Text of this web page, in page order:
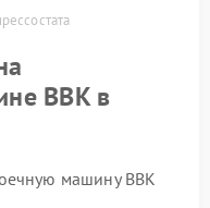
BBK в
машину BBK